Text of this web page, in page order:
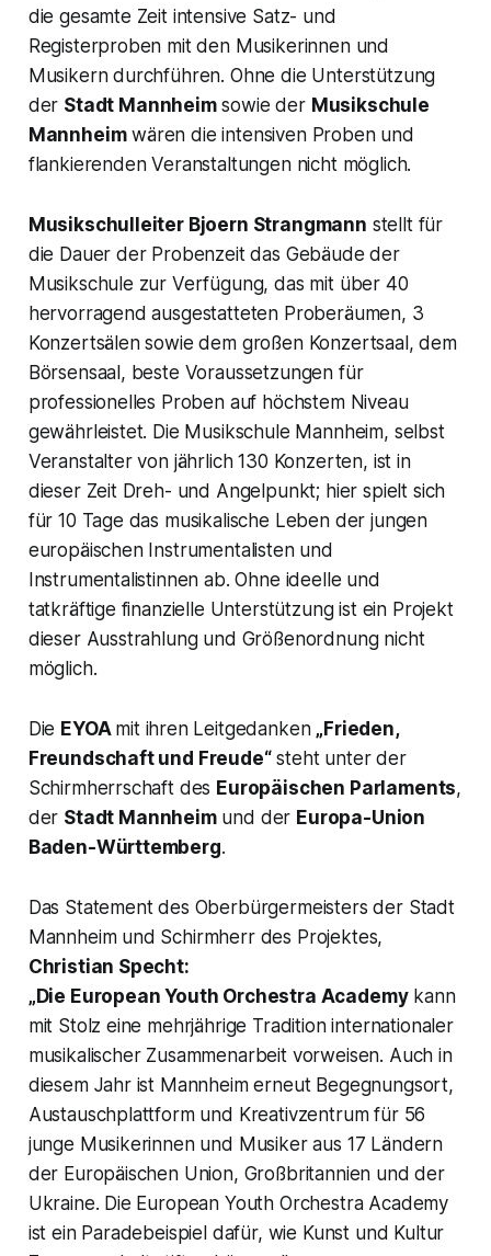
die gesamte Zeit intensive Satz- und
Registerproben mit den Musikerinnen und
Musikern durchführen. Ohne die Unterstützung
der Stadt Mannheimsowie der Musikschule
Mannheimwären die intensiven Proben und
flankierenden Veranstaltungen nicht möglich.
Musikschulleiter Bjoern Strangmann stellt für
die Dauer der Probenzeit das Gebäude der
Musikschule zur Verfügung, das mit über 40
hervorragend ausgestatteten Proberäumen, 3
Konzertsälen sowie dem großen Konzertsaal, dem
Börsensaal, beste Voraussetzungen für
professionelles Proben auf höchstem Niveau
gewährleistet. Die Musikschule Mannheim, selbst
Veranstalter von jährlich 130 Konzerten, ist in
dieser Zeit Dreh- und Angelpunkt; hier spielt sich
für 10 Tage das musikalische Leben der jungen
europäischen Instrumentalisten und
Instrumentalistinnen ab. Ohne ideelle und
tatkräftige finanzielle Unterstützung ist ein Projekt
dieser Ausstrahlung und Größenordnung nicht
möglich.
Die EYOA mit ihren Leitgedanken „Frieden,
Freundschaft und Freude“steht unter der
Schirmherrschaft des Europäischen Parlaments,
der Stadt Mannheimund der Europa-Union
Baden-Württemberg.
Das Statement des Oberbürgermeisters der Stadt
Mannheim und Schirmherr des Projektes,
Christian Specht:
„Die European Youth Orchestra Academykann
mit Stolz eine mehrjährige Tradition internationaler
musikalischer Zusammenarbeit vorweisen. Auch in
diesem Jahr ist Mannheim erneut Begegnungsort,
Austauschplattform und Kreativzentrum für 56
junge Musikerinnen und Musiker aus 17 Ländern
der Europäischen Union, Großbritannien und der
Ukraine. Die European Youth Orchestra Academy
ist ein Paradebeispiel dafür, wie Kunst und Kultur